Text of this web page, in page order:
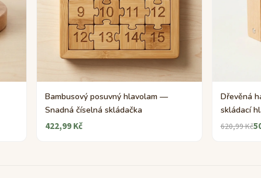
Bambusový posuvný hlavolam —
Snadná číselná skládačka
422,99 Kč
Dřevěná
skládací
620,99 Kč